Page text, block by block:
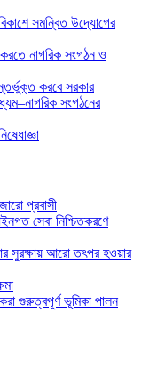
সমন্বিত উদ্যোগের
করতে নাগরিক সংগঠন ও
করবে সরকার
সংগঠনের
প্রবাসী
সেবা নিশ্চিতকরণে
সুরক্ষায় আরো তৎপর হওয়ার
গুরুত্বপূর্ণ ভূমিকা পালন